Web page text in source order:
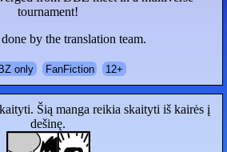
tournament!
by the translation team.
only FanFiction 12+
Šią manga reikia skaityti iš kairės į
dešinę.